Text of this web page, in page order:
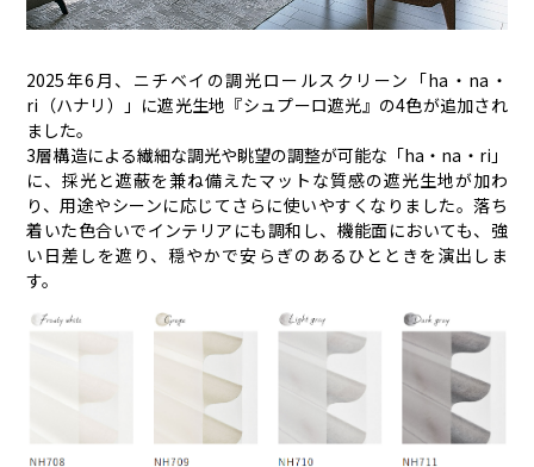
2025年6月、ニチベイの調光ロールスクリーン「ha・na・
ri（ハナリ）」に遮光生地『シュプーロ遮光』の4色が追加され
ました。
3層構造による繊細な調光や眺望の調整が可能な「ha・na・ri」
に、採光と遮蔽を兼ね備えたマットな質感の遮光生地が加わ
り、用途やシーンに応じてさらに使いやすくなりました。落ち
着いた色合いでインテリアにも調和し、機能面においても、強
い日差しを遮り、穏やかで安らぎのあるひとときを演出しま
す。